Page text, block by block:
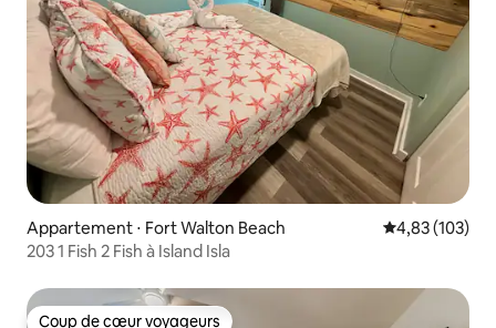
Appartement ⋅ Fort Walton Beach Évaluation
4,83 (103)
203 1 Fish 2 Fish à Island Isla
Coup de cœur voyageurs